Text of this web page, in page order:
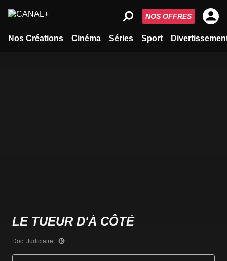
Nos Créations Cinéma Séries Sport
NOS OFFRES
LE TUEUR D'À CÔTÉ
Doc. Judiciaire